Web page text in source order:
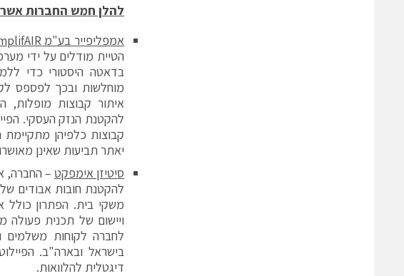
להלן חמש החברות
אמפליפייר בע"מ
בדאטה היסטורי כדי
מוחלשות ובכך לפספס
איתור קבוצות
להקטנת הנזק העסקי.
קבוצות כלפיהן
יאתר תביעות שאינן
סיטיזן אימפקט
להקטנת חובות אבודים
משקי בית. הפתרון כולל
ויישום של תכנית פעולה
לחברה לקוחות משלמים
בישראל ובארה"ב.
דיגטלית להלוואות.